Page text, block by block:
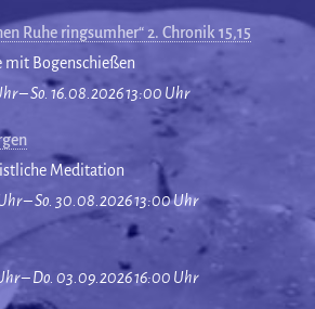
Ruhe ringsumher“ 2. Chronik 15,15
mit Bogenschießen
– So. 16.08.2026 13:00 Uhr
Meditation
– So. 30.08.2026 13:00 Uhr
– Do. 03.09.2026 16:00 Uhr